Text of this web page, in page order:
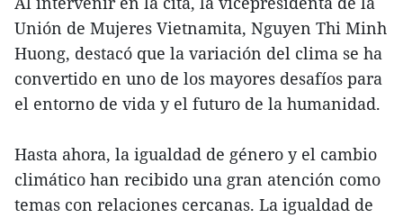
Unión de Mujeres Vietnamita, Nguyen Thi Minh
Huong, destacó que la variación del clima se ha
convertido en uno de los mayores desafíos para
el entorno de vida y el futuro de la humanidad.
Hasta ahora, la igualdad de género y el cambio
climático han recibido una gran atención como
temas con relaciones cercanas. La igualdad de